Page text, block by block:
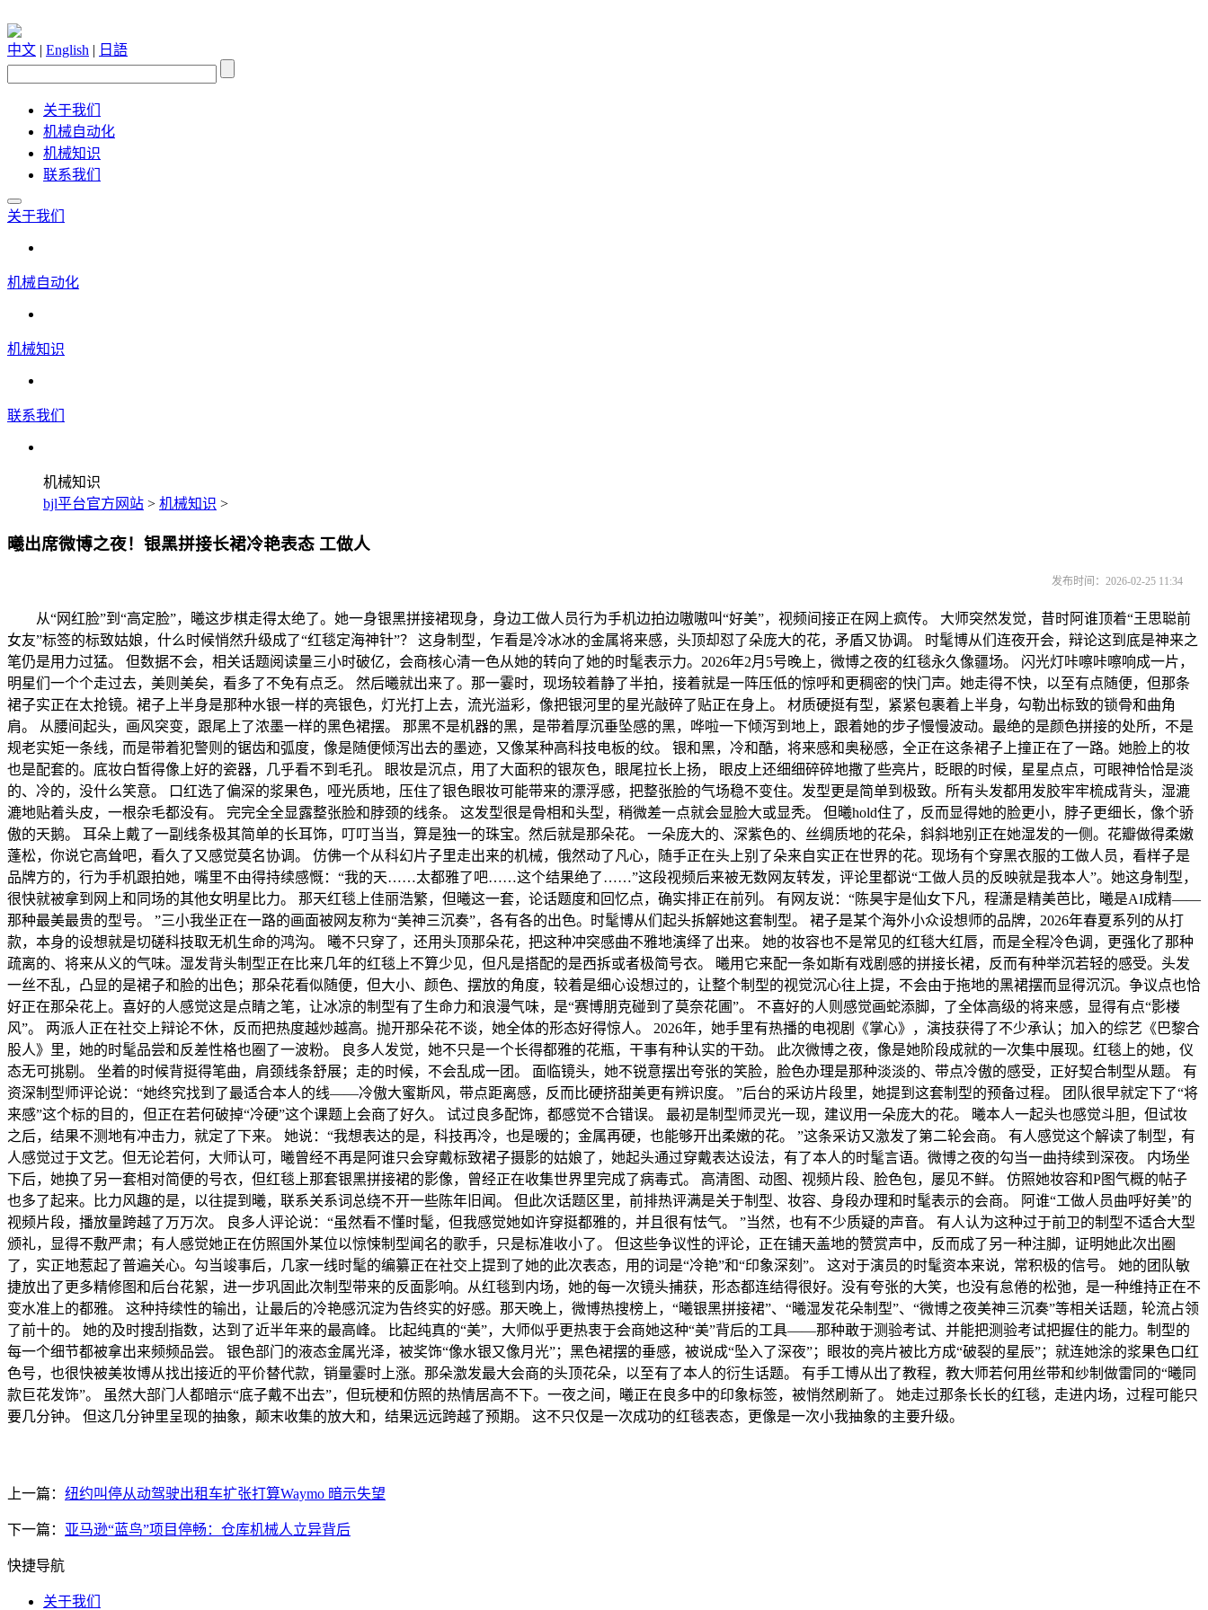
中文 | English | 日語
关于我们
机械自动化
机械知识
联系我们
关于我们
机械自动化
机械知识
联系我们
机械知识
bjl平台官方网站 > 机械知识 >
曦出席微博之夜！银黑拼接长裙冷艳表态 工做人
发布时间：2026-02-25 11:34
从“网红脸”到“高定脸”，曦这步棋走得太绝了。她一身银黑拼接裙现身，身边工做人员行为手机边拍边嗷嗷叫“好美”，视频间接正在网上疯传。 大师突然发觉，昔时阿谁顶着“王思聪前
女友”标签的标致姑娘，什么时候悄然升级成了“红毯定海神针”？ 这身制型，乍看是冷冰冰的金属将来感，头顶却怼了朵庞大的花，矛盾又协调。 时髦博从们连夜开会，辩论这到底是神来之
笔仍是用力过猛。 但数据不会，相关话题阅读量三小时破亿，会商核心清一色从她的转向了她的时髦表示力。2026年2月5号晚上，微博之夜的红毯永久像疆场。 闪光灯咔嚓咔嚓响成一片，
明星们一个个走过去，美则美矣，看多了不免有点乏。 然后曦就出来了。那一霎时，现场较着静了半拍，接着就是一阵压低的惊呼和更稠密的快门声。她走得不快，以至有点随便，但那条
裙子实正在太抢镜。裙子上半身是那种水银一样的亮银色，灯光打上去，流光溢彩，像把银河里的星光敲碎了贴正在身上。 材质硬挺有型，紧紧包裹着上半身，勾勒出标致的锁骨和曲角
肩。 从腰间起头，画风突变，跟尾上了浓墨一样的黑色裙摆。 那黑不是机器的黑，是带着厚沉垂坠感的黑，哗啦一下倾泻到地上，跟着她的步子慢慢波动。最绝的是颜色拼接的处所，不是
规老实矩一条线，而是带着犯警则的锯齿和弧度，像是随便倾泻出去的墨迹，又像某种高科技电板的纹。 银和黑，冷和酷，将来感和奥秘感，全正在这条裙子上撞正在了一路。她脸上的妆
也是配套的。底妆白皙得像上好的瓷器，几乎看不到毛孔。 眼妆是沉点，用了大面积的银灰色，眼尾拉长上扬， 眼皮上还细细碎碎地撒了些亮片，眨眼的时候，星星点点，可眼神恰恰是淡
的、冷的，没什么笑意。 口红选了偏深的浆果色，哑光质地，压住了银色眼妆可能带来的漂浮感，把整张脸的气场稳不变住。发型更是简单到极致。所有头发都用发胶牢牢梳成背头，湿漉
漉地贴着头皮，一根杂毛都没有。 完完全全显露整张脸和脖颈的线条。 这发型很是骨相和头型，稍微差一点就会显脸大或显秃。 但曦hold住了，反而显得她的脸更小，脖子更细长，像个骄
傲的天鹅。 耳朵上戴了一副线条极其简单的长耳饰，叮叮当当，算是独一的珠宝。然后就是那朵花。 一朵庞大的、深紫色的、丝绸质地的花朵，斜斜地别正在她湿发的一侧。花瓣做得柔嫩
蓬松，你说它高耸吧，看久了又感觉莫名协调。 仿佛一个从科幻片子里走出来的机械，俄然动了凡心，随手正在头上别了朵来自实正在世界的花。现场有个穿黑衣服的工做人员，看样子是
品牌方的，行为手机跟拍她，嘴里不由得持续感慨：“我的天……太都雅了吧……这个结果绝了……”这段视频后来被无数网友转发，评论里都说“工做人员的反映就是我本人”。她这身制型，
很快就被拿到网上和同场的其他女明星比力。 那天红毯上佳丽浩繁，但曦这一套，论话题度和回忆点，确实排正在前列。 有网友说：“陈昊宇是仙女下凡，程潇是精美芭比，曦是AI成精——
那种最美最贵的型号。 ”三小我坐正在一路的画面被网友称为“美神三沉奏”，各有各的出色。时髦博从们起头拆解她这套制型。 裙子是某个海外小众设想师的品牌，2026年春夏系列的从打
款，本身的设想就是切磋科技取无机生命的鸿沟。 曦不只穿了，还用头顶那朵花，把这种冲突感曲不雅地演绎了出来。 她的妆容也不是常见的红毯大红唇，而是全程冷色调，更强化了那种
疏离的、将来从义的气味。湿发背头制型正在比来几年的红毯上不算少见，但凡是搭配的是西拆或者极简号衣。 曦用它来配一条如斯有戏剧感的拼接长裙，反而有种举沉若轻的感受。头发
一丝不乱，凸显的是裙子和脸的出色；那朵花看似随便，但大小、颜色、摆放的角度，较着是细心设想过的，让整个制型的视觉沉心往上提，不会由于拖地的黑裙摆而显得沉沉。争议点也恰
好正在那朵花上。喜好的人感觉这是点睛之笔，让冰凉的制型有了生命力和浪漫气味，是“赛博朋克碰到了莫奈花圃”。 不喜好的人则感觉画蛇添脚，了全体高级的将来感，显得有点“影楼
风”。 两派人正在社交上辩论不休，反而把热度越炒越高。抛开那朵花不谈，她全体的形态好得惊人。 2026年，她手里有热播的电视剧《掌心》，演技获得了不少承认；加入的综艺《巴黎合
股人》里，她的时髦品尝和反差性格也圈了一波粉。 良多人发觉，她不只是一个长得都雅的花瓶，干事有种认实的干劲。 此次微博之夜，像是她阶段成就的一次集中展现。红毯上的她，仪
态无可挑剔。 坐着的时候背挺得笔曲，肩颈线条舒展；走的时候，不会乱成一团。 面临镜头，她不锐意摆出夸张的笑脸，脸色办理是那种淡淡的、带点冷傲的感受，正好契合制型从题。 有
资深制型师评论说：“她终究找到了最适合本人的线——冷傲大蜜斯风，带点距离感，反而比硬挤甜美更有辨识度。 ”后台的采访片段里，她提到这套制型的预备过程。 团队很早就定下了“将
来感”这个标的目的，但正在若何破掉“冷硬”这个课题上会商了好久。 试过良多配饰，都感觉不合错误。 最初是制型师灵光一现，建议用一朵庞大的花。 曦本人一起头也感觉斗胆，但试妆
之后，结果不测地有冲击力，就定了下来。 她说：“我想表达的是，科技再冷，也是暖的；金属再硬，也能够开出柔嫩的花。 ”这条采访又激发了第二轮会商。 有人感觉这个解读了制型，有
人感觉过于文艺。但无论若何，大师认可，曦曾经不再是阿谁只会穿戴标致裙子摄影的姑娘了，她起头通过穿戴表达设法，有了本人的时髦言语。微博之夜的勾当一曲持续到深夜。 内场坐
下后，她换了另一套相对简便的号衣，但红毯上那套银黑拼接裙的影像，曾经正在收集世界里完成了病毒式。 高清图、动图、视频片段、脸色包，屡见不鲜。 仿照她妆容和P图气概的帖子
也多了起来。比力风趣的是，以往提到曦，联系关系词总绕不开一些陈年旧闻。 但此次话题区里，前排热评满是关于制型、妆容、身段办理和时髦表示的会商。 阿谁“工做人员曲呼好美”的
视频片段，播放量跨越了万万次。 良多人评论说：“虽然看不懂时髦，但我感觉她如许穿挺都雅的，并且很有怯气。 ”当然，也有不少质疑的声音。 有人认为这种过于前卫的制型不适合大型
颁礼，显得不敷严肃；有人感觉她正在仿照国外某位以惊悚制型闻名的歌手，只是标准收小了。 但这些争议性的评论，正在铺天盖地的赞赏声中，反而成了另一种注脚，证明她此次出圈
了，实正地惹起了普遍关心。勾当竣事后，几家一线时髦的编纂正在社交上提到了她的此次表态，用的词是“冷艳”和“印象深刻”。 这对于演员的时髦资本来说，常积极的信号。 她的团队敏
捷放出了更多精修图和后台花絮，进一步巩固此次制型带来的反面影响。从红毯到内场，她的每一次镜头捕获，形态都连结得很好。没有夸张的大笑，也没有怠倦的松弛，是一种维持正在不
变水准上的都雅。 这种持续性的输出，让最后的冷艳感沉淀为告终实的好感。那天晚上，微博热搜榜上，“曦银黑拼接裙”、“曦湿发花朵制型”、“微博之夜美神三沉奏”等相关话题，轮流占领
了前十的。 她的及时搜刮指数，达到了近半年来的最高峰。 比起纯真的“美”，大师似乎更热衷于会商她这种“美”背后的工具——那种敢于测验考试、并能把测验考试把握住的能力。制型的
每一个细节都被拿出来频频品尝。 银色部门的液态金属光泽，被奖饰“像水银又像月光”；黑色裙摆的垂感，被说成“坠入了深夜”；眼妆的亮片被比方成“破裂的星辰”；就连她涂的浆果色口红
色号，也很快被美妆博从找出接近的平价替代款，销量霎时上涨。那朵激发最大会商的头顶花朵，以至有了本人的衍生话题。 有手工博从出了教程，教大师若何用丝带和纱制做雷同的“曦同
款巨花发饰”。 虽然大部门人都暗示“底子戴不出去”，但玩梗和仿照的热情居高不下。一夜之间，曦正在良多中的印象标签，被悄然刷新了。 她走过那条长长的红毯，走进内场，过程可能只
要几分钟。 但这几分钟里呈现的抽象，颠末收集的放大和，结果远远跨越了预期。 这不只仅是一次成功的红毯表态，更像是一次小我抽象的主要升级。
上一篇： 纽约叫停从动驾驶出租车扩张打算Waymo 暗示失望
下一篇： 亚马逊“蓝鸟”项目停畅：仓库机械人立异背后
快捷导航
关于我们